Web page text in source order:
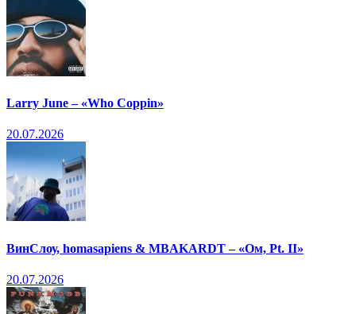
Larry June – «Who Coppin»
20.07.2026
ВинСлоу, homasapiens & MBAKARDT – «Ом, Pt. II»
20.07.2026